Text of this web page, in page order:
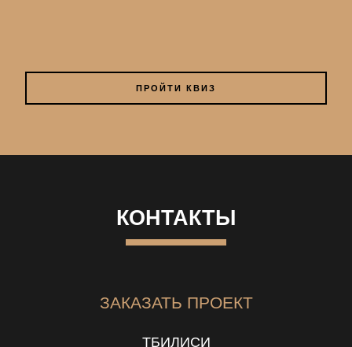
ПРОЙТИ КВИЗ
КОНТАКТЫ
ЗАКАЗАТЬ ПРОЕКТ
ТБИЛИСИ